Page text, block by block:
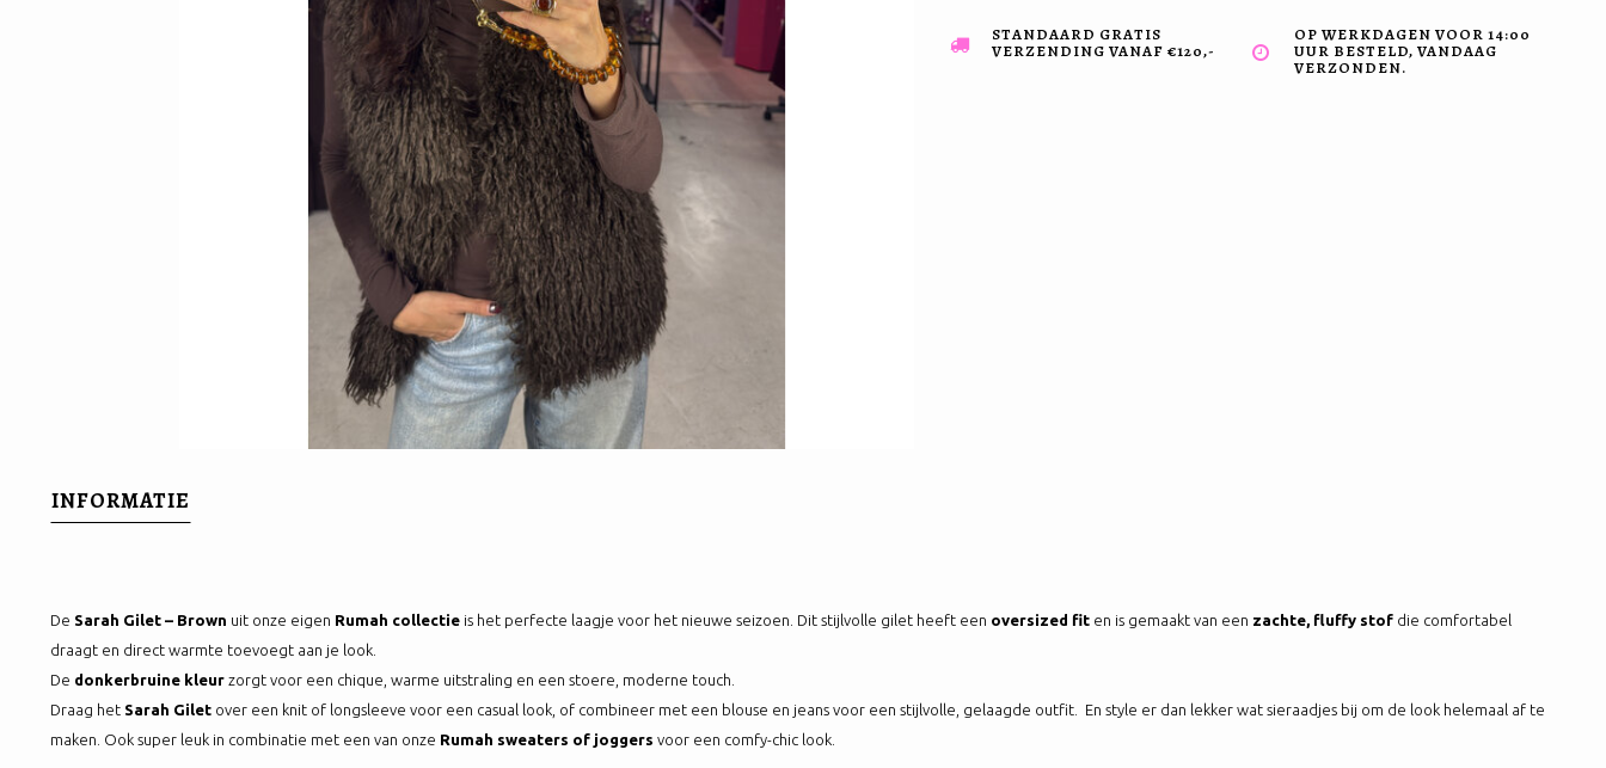
STANDAARD GRATIS
VERZENDING VANAF €120,-
OP WERKDAGEN VOOR 14:00
UUR BESTELD, VANDAAG
VERZONDEN.
INFORMATIE
De Sarah Gilet – Brown uit onze eigen Rumah collectie is het perfecte laagje voor het nieuwe seizoen. Dit stijlvolle gilet heeft een oversized fit en is gemaakt van een zachte, fluffy stof die comfortabel
draagt en direct warmte toevoegt aan je look.
De donkerbruine kleur zorgt voor een chique, warme uitstraling en een stoere, moderne touch.
Draag het Sarah Gilet over een knit of longsleeve voor een casual look, of combineer met een blouse en jeans voor een stijlvolle, gelaagde outfit. En style er dan lekker wat sieraadjes bij om de look helemaal af te
maken. Ook super leuk in combinatie met een van onze Rumah sweaters of joggers voor een comfy-chic look.